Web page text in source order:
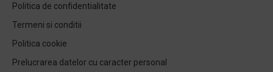
Politica de confidentialitate
Termeni si conditii
Politica cookie
Prelucrarea datelor cu caracter personal